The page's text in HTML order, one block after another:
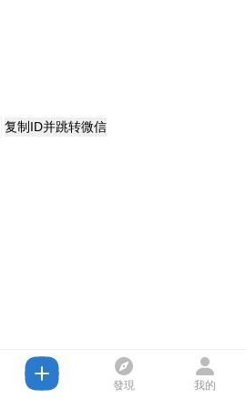
复制ID并跳转微信
發現 我的